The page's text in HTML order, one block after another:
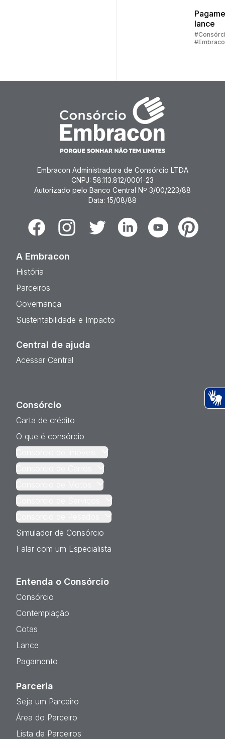
lance
Embracon Administradora de Consórcio LTDA
CNPJ: 58.113.812/0001-23
Autorizado pelo Banco Central Nº 3/00/223/88
Data: 15/08/88
FacebookInstagramTwitter LinkedinYoutubePinterest
A Embracon
História
Parceiros
Governança
Sustentabilidade e Impacto
Central de ajuda
Acessar Central
Consórcio
Carta de crédito
O que é consórcio
Consórcio de Imóveis
Consórcio de Carros
Consórcio de Motos
Consórcio de Serviços
Consórcio de Pesados
Simulador de Consórcio
Falar com um Especialista
Entenda o Consórcio
Consórcio
Contemplação
Cotas
Lance
Pagamento
Parceria
Seja um Parceiro
Área do Parceiro
Lista de Parceiros